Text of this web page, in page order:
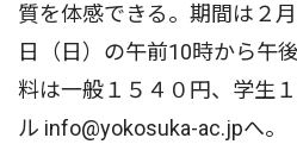
質を体感できる。期間は２
日（日）の午前10時から午
料は一般１５４０円、学生
ル info@yokosuka-ac.jpへ。